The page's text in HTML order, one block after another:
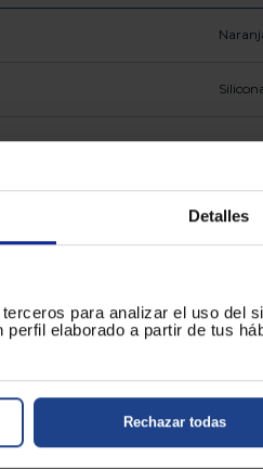
Detalles
para analizar el uso del
elaborado a partir de tus
Rechazar todas